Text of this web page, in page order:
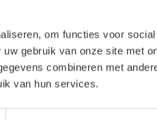
om functies voor
gebruik van onze site met
combineren met
van hun services.